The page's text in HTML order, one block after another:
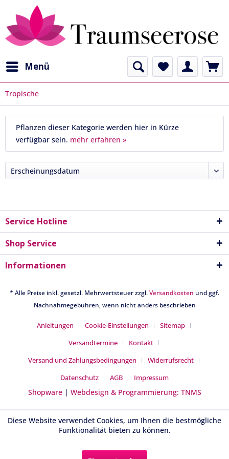
Menü
Tropische
Pflanzen dieser Kategorie werden hier in Kürze
verfügbar sein. mehr erfahren »
Service Hotline
Shop Service
Informationen
* Alle Preise inkl. gesetzl. Mehrwertsteuer zzgl.Versandkosten und ggf.
Nachnahmegebühren, wenn nicht anders beschrieben
Anleitungen Cookie-Einstellungen
Sitemap
Versandtermine
Kontakt
Versand und Zahlungsbedingungen
Widerrufsrecht
Datenschutz
AGB Impressum
Shopware| Webdesign & Programmierung: TNMS
Diese Website verwendet Cookies, um Ihnen die bestmögliche
Funktionalität bieten zu können.